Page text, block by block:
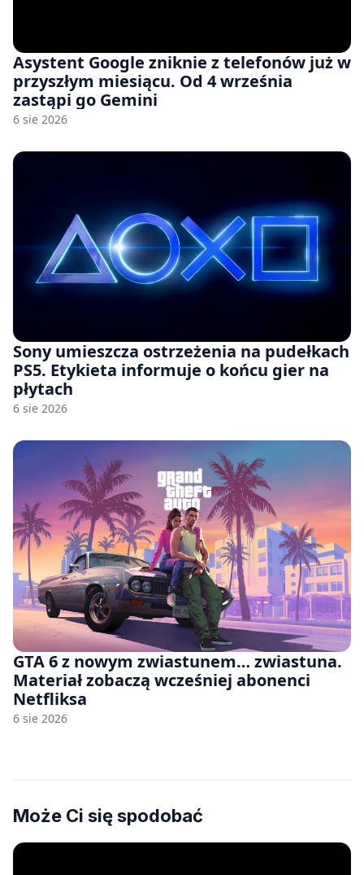
Asystent Google zniknie z telefonów już w
przyszłym miesiącu. Od 4 września
zastąpi go Gemini
6 sie 2026
Sony umieszcza ostrzeżenia na pudełkach
PS5. Etykieta informuje o końcu gier na
płytach
6 sie 2026
GTA 6 z nowym zwiastunem… zwiastuna.
Materiał zobaczą wcześniej abonenci
Netfliksa
6 sie 2026
Może Ci się spodobać